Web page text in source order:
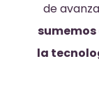
de
sumemos
la